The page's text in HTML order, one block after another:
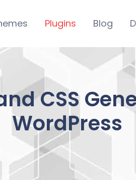
Plugins Blog
CSS
WordPress